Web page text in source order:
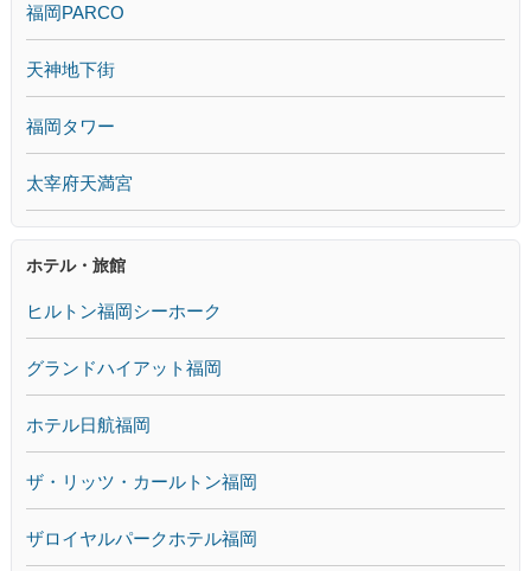
福岡PARCO
天神地下街
福岡タワー
太宰府天満宮
ホテル・旅館
ヒルトン福岡シーホーク
グランドハイアット福岡
ホテル日航福岡
ザ・リッツ・カールトン福岡
ザロイヤルパークホテル福岡